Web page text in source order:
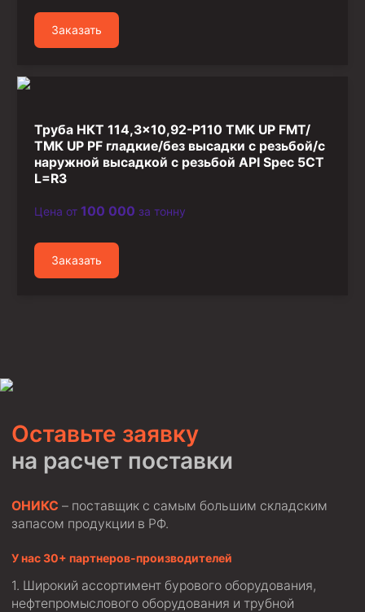
Заказать
Труба НКТ 114,3×10,92-P110 ТМК UP FMT/
ТМК UP PF гладкие/без высадки с резьбой/с
наружной высадкой с резьбой API Spec 5CT
L=R3
Цена от 100 000 за тонну
Заказать
Оставьте заявку
на расчет поставки
ОНИКС – поставщик с самым большим складским
запасом продукции в РФ.
У нас 30+ партнеров-производителей
Широкий ассортимент бурового оборудования,
нефтепромыслового оборудования и трубной